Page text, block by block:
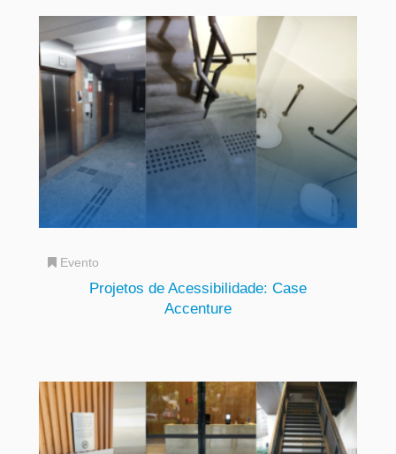
Evento
Projetos de Acessibilidade: Case
Accenture